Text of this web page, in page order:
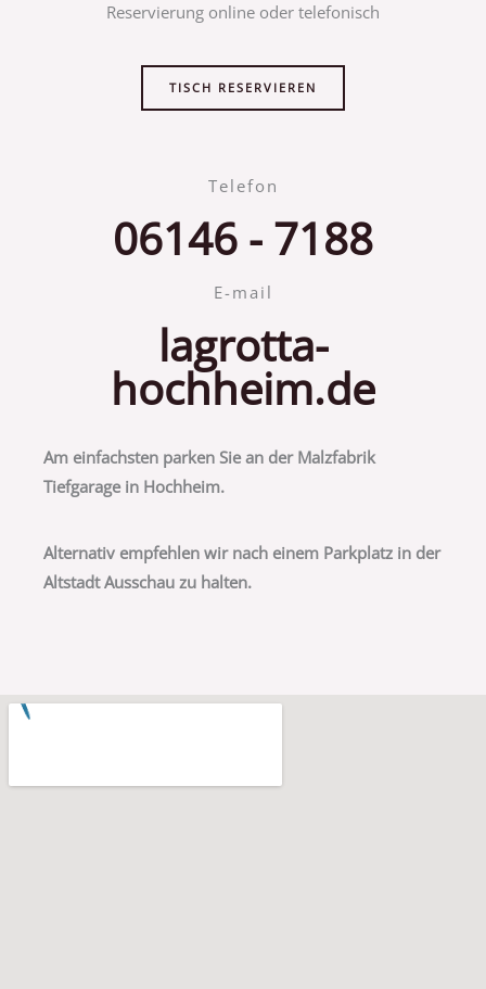
Reservierung online oder telefonisch
TISCH RESERVIEREN
Telefon
06146 - 7188
E-mail
lagrotta-
hochheim.de
Am einfachsten parken Sie an der Malzfabrik
Tiefgarage in Hochheim.
Alternativ empfehlen wir nach einem Parkplatz in der
Altstadt Ausschau zu halten.